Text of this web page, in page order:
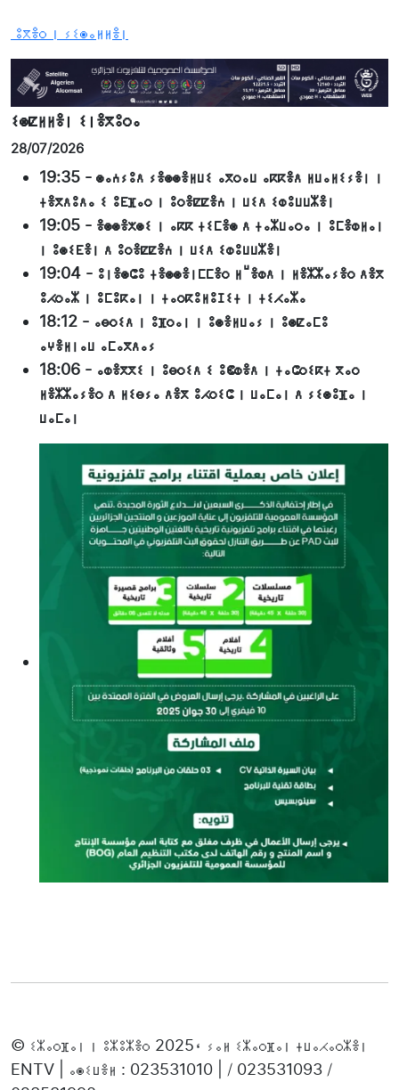
ⵓⴳⴻⵔ ⵏ ⵢⵉⵙⴰⵍⵍⴻⵏ
ⵉⵙⵇⵍⵍⴻⵏ ⵉⵏⴻⴳⵓⵔⴰ
28/07/2026
19:35 - ⵙⴰⵄⵢⵓⴷ ⵢⴻⵙⵙⴻⵍⵡⵉ ⴰⴳⵔⴰⵡ ⴰⴽⴽⴻⴷ ⵍⵡⴰⵍⵉⵢⴻⵏ ⵏ
ⵜⴻⴳⴷⵓⴷⴰ ⵉ ⵓⴹⴼⴰⵔ ⵏ ⵓⵔⴻⵇⵇⴻⵄ ⵏ ⵡⵉⴷ ⵉⵀⵓⵡⵡⵣⴻⵏ
19:05 - ⴻⵙⵙⴻⵅⵙⵉ ⵏ ⴰⴽⴽ ⵜⵉⵎⴻⵙ ⴷ ⵜⴰⵣⵡⴰⵔⴰ ⵏ ⵓⵎⴻⵀⵍⴰⵏ
ⵏ ⵓⵙⵉⴹⴻⵏ ⴷ ⵓⵔⴻⵇⵇⴻⵄ ⵏ ⵡⵉⴷ ⵉⵀⵓⵡⵡⵣⴻⵏ
19:04 - ⵓⵏⴻⵙⵛⵓ ⵜⴻⵙⵙⴻⵏⵎⵎⴻⵔ ⵍⵯⴻⵀⴷ ⵏ ⵍⴻⵣⵣⴰⵢⴻⵔ ⴷⴻⴳ
ⵓⵃⵔⴰⵣ ⵏ ⵓⵎⵓⴽⴰⵏ ⵏ ⵜⴰⵔⴽⵓⵍⵓⵊⵉⵜ ⵏ ⵜⵉⵃⴰⵣⴰ
18:12 - ⴰⴱⵔⵉⴷ ⵏ ⵓⴼⵔⴰⵏ ⵏ ⵓⵙⴻⵍⵡⴰⵢ ⵏ ⵓⵙⵇⴰⵎⵓ
ⴰⵖⴻⵍⵏⴰⵡ ⴰⵎⴰⴳⴷⴰⵢ
18:06 - ⴰⵀⴻⴳⴳⵉ ⵏ ⵓⴱⵔⵉⴷ ⵉ ⵓⵞⵀⴻⴷ ⵏ ⵜⴰⵛⵔⵉⴽⵜ ⴳⴰⵔ
ⵍⴻⵣⵣⴰⵢⴻⵔ ⴷ ⵍⵉⴱⵢⴰ ⴷⴻⴳ ⵓⵃⵔⵉⵛ ⵏ ⵡⴰⵎⴰⵏ ⴷ ⵢⵉⵙⵓⴼⴰ ⵏ
ⵡⴰⵎⴰⵏ
© ⵉⵣⴰⵔⴼⴰⵏ ⵏ ⵓⵣⵓⵣⴻⵔ 2025، ⵢⴰⵍ ⵉⵣⴰⵔⴼⴰⵏ ⵜⵡⴰⵃⴰⵔⵣⴻⵏ
ENTV | ⴰⵙⵉⵡⴻⵍ : 023531010 | / 023531093 /